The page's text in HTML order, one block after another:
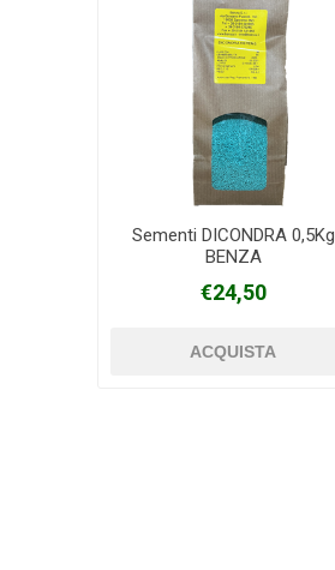
Sementi DICONDRA 0,5Kg
BENZA
€24,50